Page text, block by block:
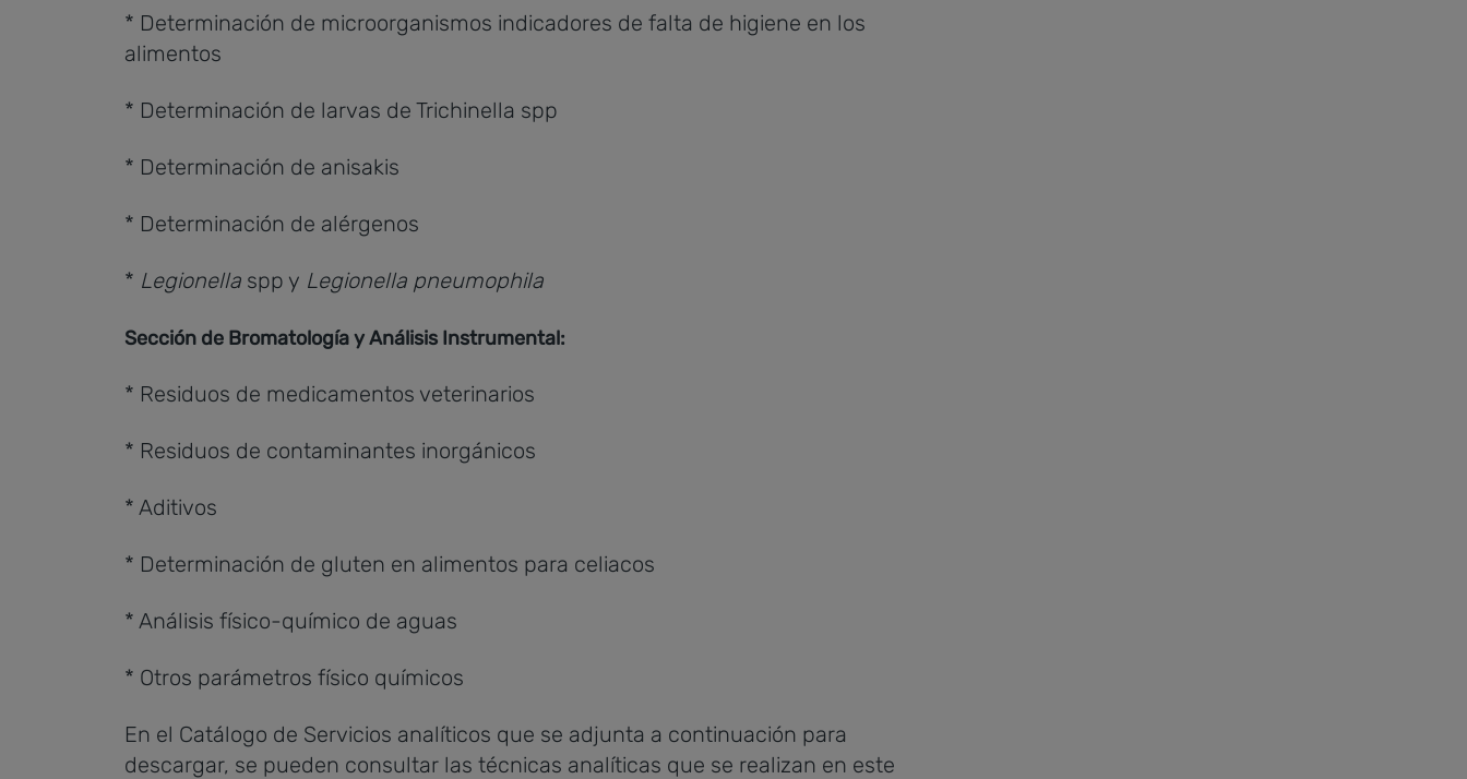
* Determinación de microorganismos indicadores de falta de higiene en los
alimentos
* Determinación de larvas de Trichinella spp
* Determinación de anisakis
* Determinación de alérgenos
* Legionella spp y Legionella pneumophila
Sección de Bromatología y Análisis Instrumental:
* Residuos de medicamentos veterinarios
* Residuos de contaminantes inorgánicos
* Aditivos
* Determinación de gluten en alimentos para celiacos
* Análisis físico-químico de aguas
* Otros parámetros físico químicos
En el Catálogo de Servicios analíticos que se adjunta a continuación para
descargar, se pueden consultar las técnicas analíticas que se realizan en este